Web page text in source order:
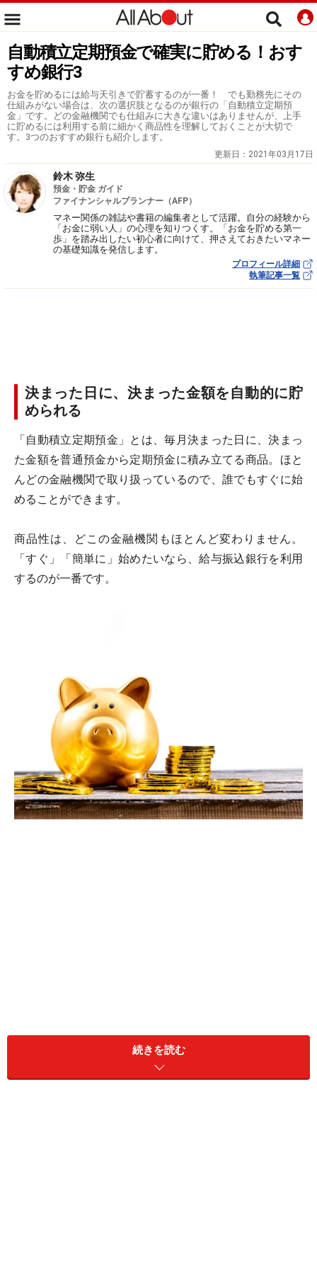
自動積立定期預金で確実に貯める！おす
すめ銀行3
お金を貯めるには給与天引きで貯蓄するのが一番！ でも勤務先にその
仕組みがない場合は、次の選択肢となるのが銀行の「自動積立定期預
金」です。どの金融機関でも仕組みに大きな違いはありませんが、上手
に貯めるには利用する前に細かく商品性を理解しておくことが大切で
す。3つのおすすめ銀行も紹介します。
更新日： 2021年03月17日
鈴木 弥生
預金・貯金 ガイド
ファイナンシャルプランナー（AFP）
マネー関係の雑誌や書籍の編集者として活躍。自分の経験から
「お金に弱い人」の心理を知りつくす。「お金を貯める第一
歩」を踏み出したい初心者に向けて、押さえておきたいマネー
の基礎知識を発信します。
プロフィール詳細
執筆記事一覧
決まった日に、決まった金額を自動的に貯
められる
「自動積立定期預金」とは、毎月決まった日に、決まっ
た金額を普通預金から定期預金に積み立てる商品。ほと
んどの金融機関で取り扱っているので、誰でもすぐに始
めることができます。
商品性は、どこの金融機関もほとんど変わりません。
「すぐ」「簡単に」始めたいなら、給与振込銀行を利用
するのが一番です。
というのも「貯められない」「積立は初めて」という人
続きを読む